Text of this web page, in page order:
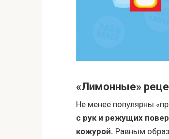
«Лимонные»
Не менее популярны
с рук и режущих
кожурой. Равным